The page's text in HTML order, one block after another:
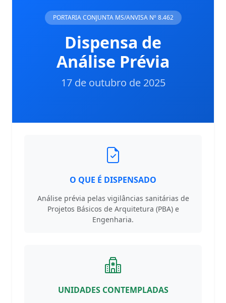
PORTARIA CONJUNTA MS/ANVISA Nº 8.462
Dispensa de
Análise Prévia
17 de outubro de 2025
O QUE É DISPENSADO
Análise prévia pelas vigilâncias sanitárias de
Projetos Básicos de Arquitetura (PBA) e
Engenharia.
UNIDADES CONTEMPLADAS